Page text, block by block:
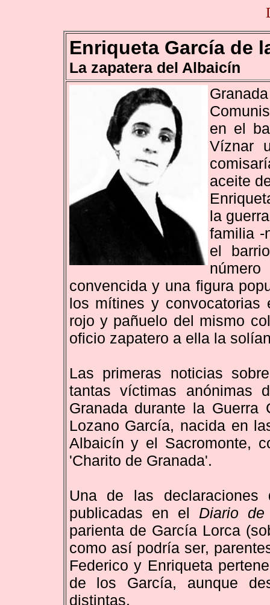
Enriqueta García de
La zapatera del Albaicín
en el
Víznar
aceite
la
familia -
el
convencida y una figura
los mítines y
rojo y pañuelo del mismo
oficio zapatero a ella la
Las primeras noticias
tantas víctimas anónimas
Granada durante la
Lozano García, nacida en
Albaicín y el Sacromonte,
'Charito de Granada'.
Una de las
publicadas en el Diario
parienta de García Lorca
como así podría ser,
Federico y Enriqueta
de los García, aunque
distintas.